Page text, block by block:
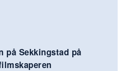
på Sekkingstad på